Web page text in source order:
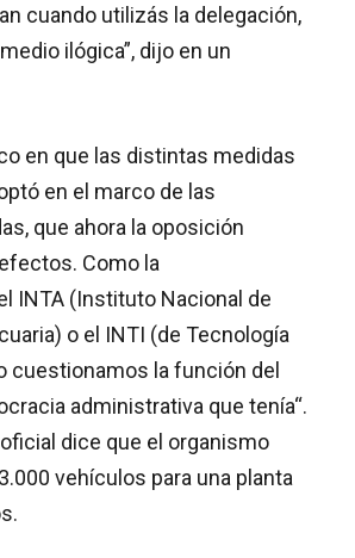
cuando utilizás la delegación,
ilógica”, dijo en un
en que las distintas medidas
en el marco de las
que ahora la oposición
Como la
INTA (Instituto Nacional de
o el INTI (de Tecnología
cuestionamos la función del
administrativa que tenía“.
dice que el organismo
vehículos para una planta